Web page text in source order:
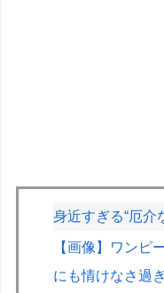
身近すぎる“厄介
【画像】ワンピ
にも情けなさ過